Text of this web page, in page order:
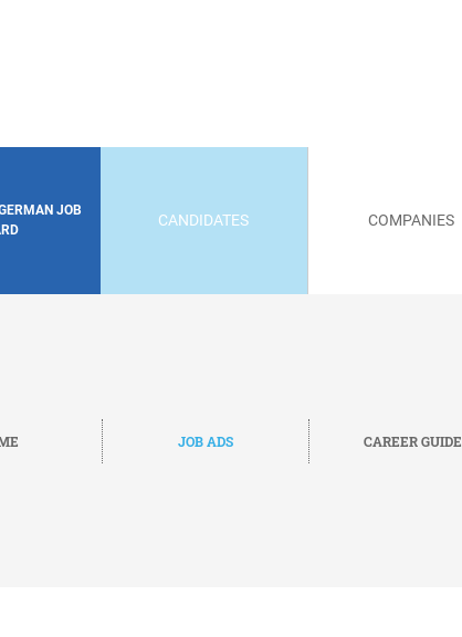
JOB
CANDIDATES COMPANIES
JOB ADS CAREER GUIDE